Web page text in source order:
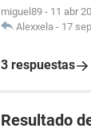
miguel89 - 11 abr
Alexxela - 17
3 respuestas
Resultado